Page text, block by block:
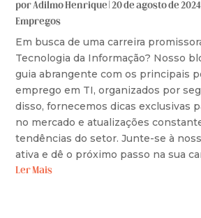
porAdilmo Henrique|20 de agosto de 2024
Empregos
Em busca de uma carreira
Tecnologia da Informação? Nosso
guia abrangente com os principais
emprego em TI, organizados por
disso, fornecemos dicas exclusivas
no mercado e atualizações
tendências do setor. Junte-se à
ativa e dê o próximo passo na sua
Ler Mais